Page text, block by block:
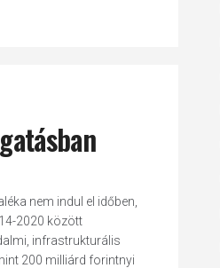
nem indul el időben,
2020 között
infrastrukturális
200 milliárd forintnyi